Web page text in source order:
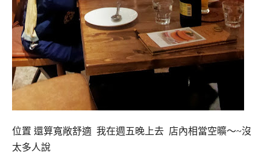
位置 還算寬敞舒適 我在週五晚上去 店內相當空曠～~沒
太多人說